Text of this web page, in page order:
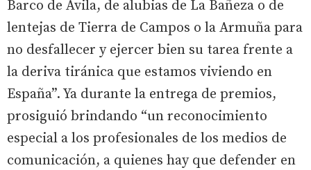
Barco de Ávila, de alubias de La Bañeza o de
lentejas de Tierra de Campos o la Armuña para
no desfallecer y ejercer bien su tarea frente a
la deriva tiránica que estamos viviendo en
España”. Ya durante la entrega de premios,
prosiguió brindando “un reconocimiento
especial a los profesionales de los medios de
comunicación, a quienes hay que defender en